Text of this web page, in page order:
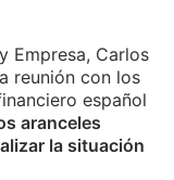
Empresa, Carlos
reunión con los
español
aranceles
la situación